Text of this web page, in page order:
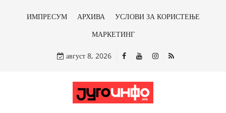
ИМПРЕСУМ АРХИВА
УСЛОВИ ЗА КОРИСТЕЊЕ
МАРКЕТИНГ
август 8, 2026